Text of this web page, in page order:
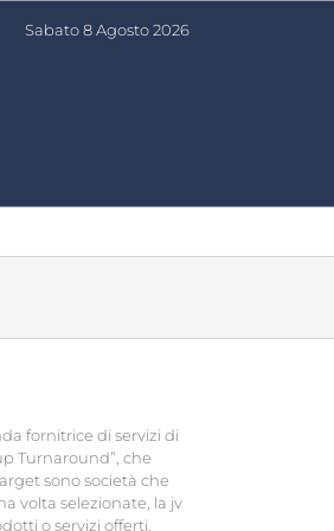
Sabato 8 Agosto 2026
fornitrice di servizi di
Turnaround”, che
sono società che
volta selezionate, la jv
o servizi offerti.